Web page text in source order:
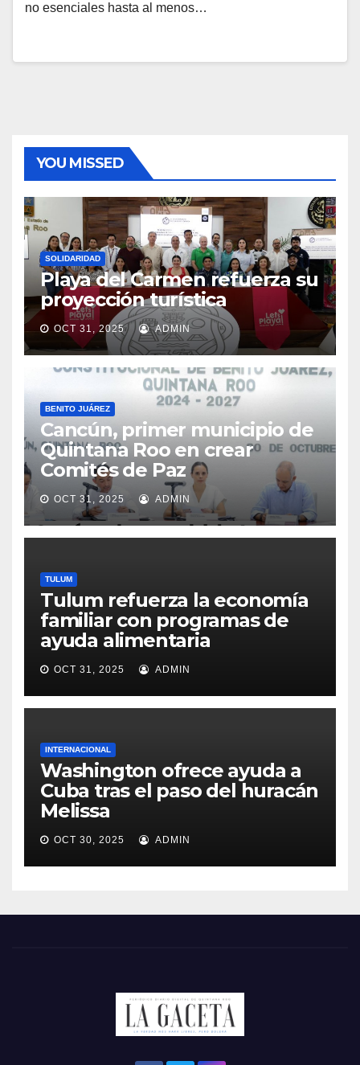
no esenciales hasta al menos…
YOU MISSED
SOLIDARIDAD
Playa del Carmen refuerza su
proyección turística
OCT 31, 2025 ADMIN
BENITO JUÁREZ
Cancún, primer municipio de
Quintana Roo en crear
Comités de Paz
OCT 31, 2025 ADMIN
TULUM
Tulum refuerza la economía
familiar con programas de
ayuda alimentaria
OCT 31, 2025 ADMIN
INTERNACIONAL
Washington ofrece ayuda a
Cuba tras el paso del huracán
Melissa
OCT 30, 2025 ADMIN